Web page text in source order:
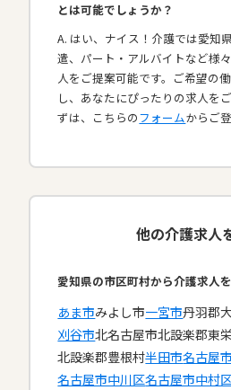
とは可能でしょうか？
A. はい、ナイス！介護では愛知
遣、パート・アルバイトなど様
人をご提案可能です。ご希望の
し、あなたにぴったりの求人を
ずは、こちらのフォームからご
他の介護求人
愛知県の市区町村から介護求人
あま市みよし市一宮市丹羽郡
刈谷市北名古屋市北設楽郡東
北設楽郡豊根村半田市名古屋
名古屋市中川区名古屋市中村